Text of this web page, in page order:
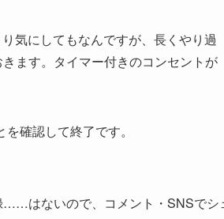
気にしてもなんですが、長くやり過
ます。タイマー付きのコンセントが
確認して終了です。
……はないので、コメント・SNSでシ